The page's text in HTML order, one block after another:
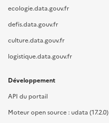
ecologie.data.gouv.fr
defis.data.gouv.fr
culture.data.gouv.fr
logistique.data.gouv.fr
Développement
API du portail
Moteur open source : udata (17.2.0)